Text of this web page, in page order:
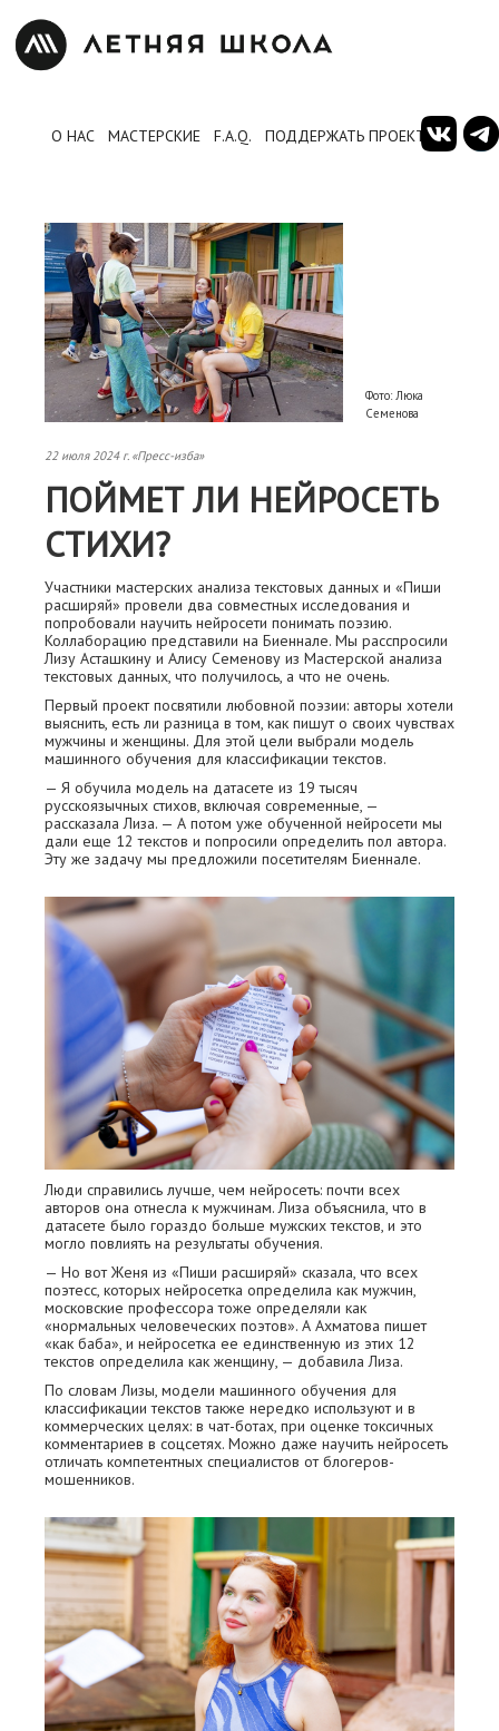
О НАС МАСТЕРСКИЕ F.A.Q. ПОДДЕРЖАТЬ ПРОЕКТ
Фото: Люка
Семенова
22 июля 2024 г. «Пресс-изба»
ПОЙМЕТ ЛИ НЕЙРОСЕТЬ
СТИХИ?
Участники мастерских анализа текстовых данных и «Пиши
расширяй» провели два совместных исследования и
попробовали научить нейросети понимать поэзию.
Коллаборацию представили на Биеннале. Мы расспросили
Лизу Асташкину и Алису Семенову из Мастерской анализа
текстовых данных, что получилось, а что не очень.
Первый проект посвятили любовной поэзии: авторы хотели
выяснить, есть ли разница в том, как пишут о своих чувствах
мужчины и женщины. Для этой цели выбрали модель
машинного обучения для классификации текстов.
— Я обучила модель на датасете из 19 тысяч
русскоязычных стихов, включая современные, —
рассказала Лиза. — А потом уже обученной нейросети мы
дали еще 12 текстов и попросили определить пол автора.
Эту же задачу мы предложили посетителям Биеннале.
Люди справились лучше, чем нейросеть: почти всех
авторов она отнесла к мужчинам. Лиза объяснила, что в
датасете было гораздо больше мужских текстов, и это
могло повлиять на результаты обучения.
— Но вот Женя из «Пиши расширяй» сказала, что всех
поэтесс, которых нейросетка определила как мужчин,
московские профессора тоже определяли как
«нормальных человеческих поэтов». А Ахматова пишет
«как баба», и нейросетка ее единственную из этих 12
текстов определила как женщину, — добавила Лиза.
По словам Лизы, модели машинного обучения для
классификации текстов также нередко используют и в
коммерческих целях: в чат-ботах, при оценке токсичных
комментариев в соцсетях. Можно даже научить нейросеть
отличать компетентных специалистов от блогеров-
мошенников.